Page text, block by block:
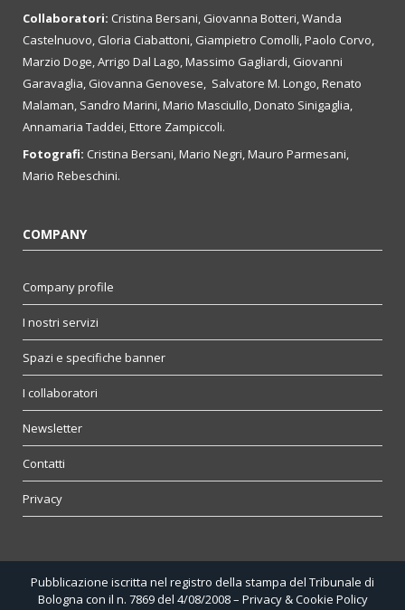
Collaboratori: Cristina Bersani, Giovanna Botteri, Wanda
Castelnuovo, Gloria Ciabattoni, Giampietro Comolli, Paolo Corvo,
Marzio Doge, Arrigo Dal Lago, Massimo Gagliardi, Giovanni
Garavaglia, Giovanna Genovese, Salvatore M. Longo, Renato
Malaman, Sandro Marini, Mario Masciullo, Donato Sinigaglia,
Annamaria Taddei, Ettore Zampiccoli.
Fotografi: Cristina Bersani, Mario Negri, Mauro Parmesani,
Mario Rebeschini.
COMPANY
Company profile
I nostri servizi
Spazi e specifiche banner
I collaboratori
Newsletter
Contatti
Privacy
Pubblicazione iscritta nel registro della stampa del Tribunale di
Bologna con il n. 7869 del 4/08/2008 – Privacy & Cookie Policy